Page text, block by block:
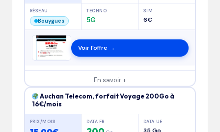
RÉSEAU
Bouygues
TECHNO
5G
SIM
6€
Voir l'offre →
En savoir +
Auchan Telecom, forfait Voyage 200Go à
16€/mois
PRIX/MOIS DATA FR DATA UE